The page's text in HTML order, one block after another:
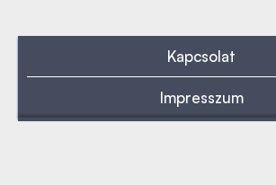
Kapcsolat
Impresszum